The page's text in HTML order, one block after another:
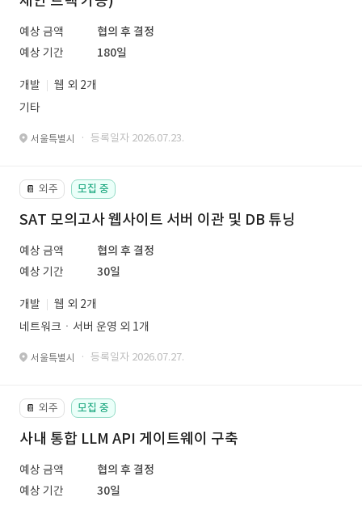
예상 금액
협의 후 결정
예상 기간
180일
개발
웹 외 2개
기타
서울특별시 · 등록일자 2026.07.23.
📔 외주 모집 중
SAT 모의고사 웹사이트 서버 이관 및 DB 튜닝
예상 금액
협의 후 결정
예상 기간
30일
개발
웹 외 2개
네트워크ㆍ서버 운영 외 1개
서울특별시 · 등록일자 2026.07.27.
📔 외주 모집 중
사내 통합 LLM API 게이트웨이 구축
예상 금액
협의 후 결정
예상 기간
30일